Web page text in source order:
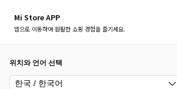
Mi Store APP
앱으로 이동하여 원활한 쇼핑 경험을 즐기세요.
위치와 언어 선택
한국 / 한국어